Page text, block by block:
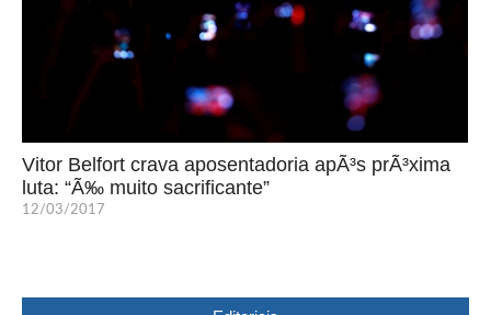
Vitor Belfort crava aposentadoria apÃ³s prÃ³xima
luta: “Ã‰ muito sacrificante”
12/03/2017